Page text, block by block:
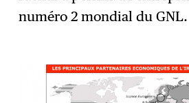
numéro 2 mondial du GNL.